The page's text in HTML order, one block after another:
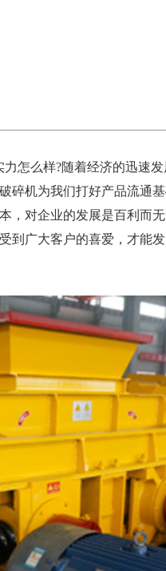
力怎么样?随着经济的迅速
碎机为我们打好产品流通
，对企业的发展是百利而
到广大客户的喜爱，才能